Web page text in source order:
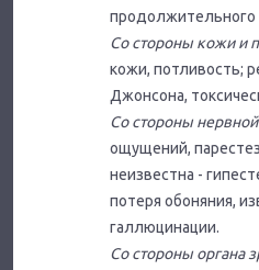
продолжительного
Со стороны кожи и
кожи, потливость;
Джонсона,
Со стороны
ощущений,
неизвестна -
потеря обоняния,
галлюцинации.
Со стороны органа